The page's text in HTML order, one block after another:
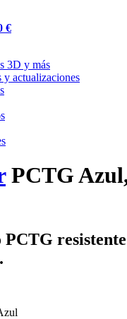
€
3D y más
y actualizaciones
PCTG